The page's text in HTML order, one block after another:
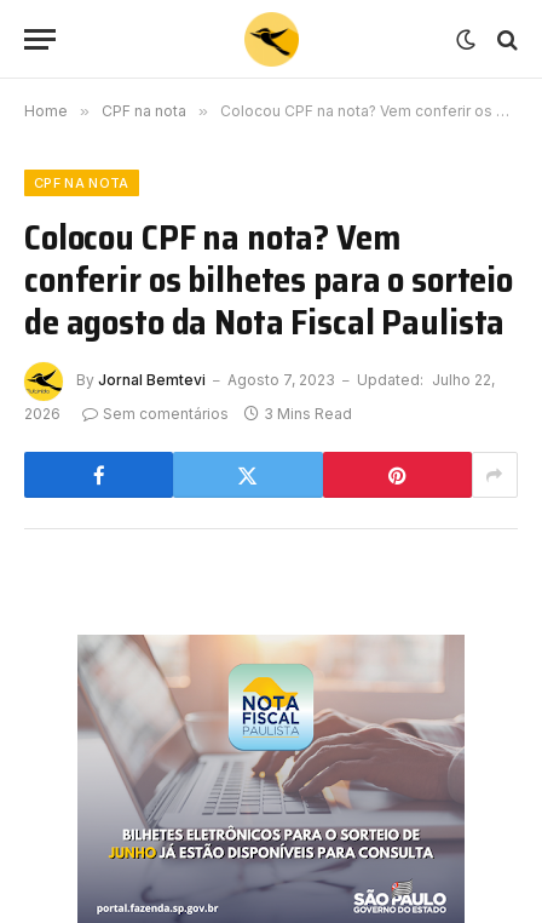
Home » CPF na nota » Colocou CPF na nota? Vem conferir os bilhetes para o sorteio de agosto da Nota Fiscal Paulista
CPF NA NOTA
Colocou CPF na nota? Vem
conferir os bilhetes para o sorteio
de agosto da Nota Fiscal Paulista
By Jornal Bemtevi Agosto 7, 2023 Updated: Julho 22,
2026
Sem comentários 3 Mins Read